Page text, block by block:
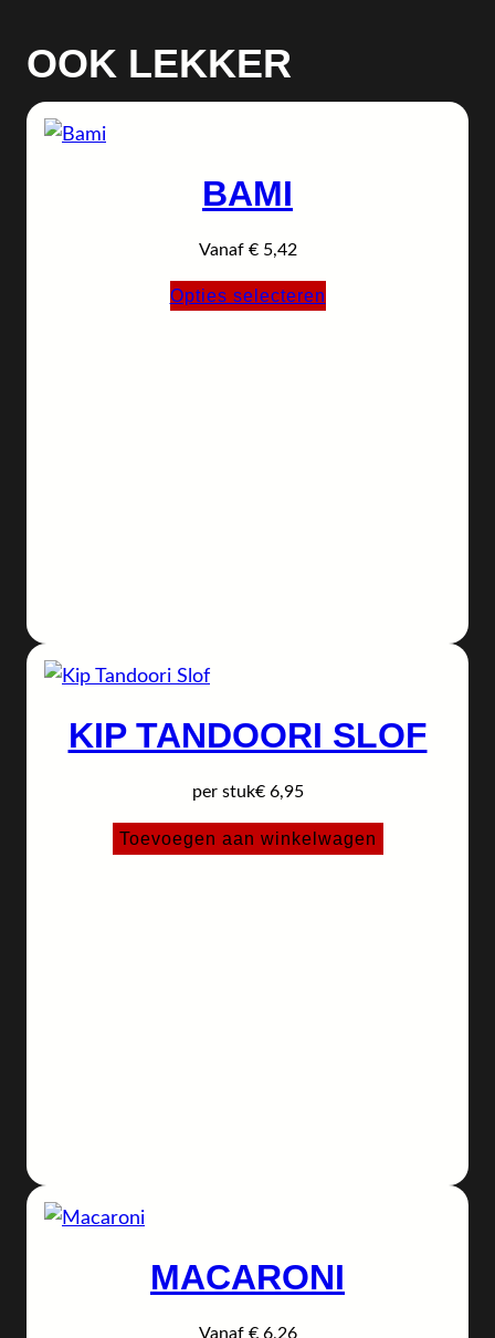
OOK LEKKER
BAMI
Vanaf €5,42
Opties selecteren
KIP TANDOORI SLOF
€6,95
per stuk
Toevoegen aan winkelwagen
MACARONI
Vanaf €6,26